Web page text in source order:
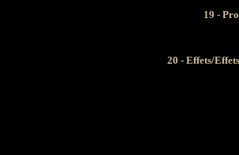
19 -
20 - Effets/